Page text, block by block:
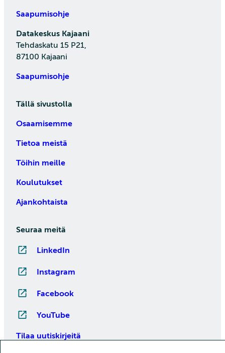
Saapumisohje
Datakeskus Kajaani
Tehdaskatu 15 P21,
87100 Kajaani
Saapumisohje
Tällä sivustolla
Osaamisemme
Tietoa meistä
Töihin meille
Koulutukset
Ajankohtaista
Seuraa meitä
LinkedIn
Instagram
Facebook
YouTube
Tilaa uutiskirjeitä